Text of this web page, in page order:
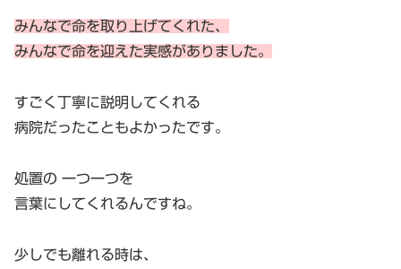
みんなで命を取り上げてくれた、
みんなで命を迎えた実感がありました。
すごく丁寧に説明してくれる
病院だったこともよかったです。
処置の 一つ一つを
言葉にしてくれるんですね。
少しでも離れる時は、